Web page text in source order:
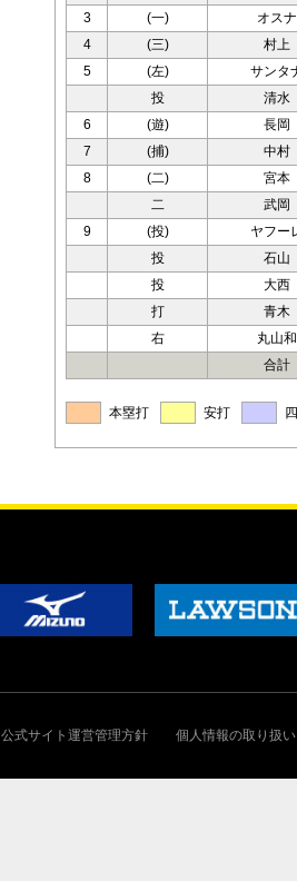
3
(一)
オスナ
4
(三)
村上
5
(左)
サンタ
投
清水
6
(遊)
長岡
7
(捕)
中村
8
(二)
宮本
二
武岡
9
(投)
ヤフー
投
石山
投
大西
打
青木
右
丸山和
合計
本塁打 安打
公式サイト運営管理方針 個人情報の取り扱い